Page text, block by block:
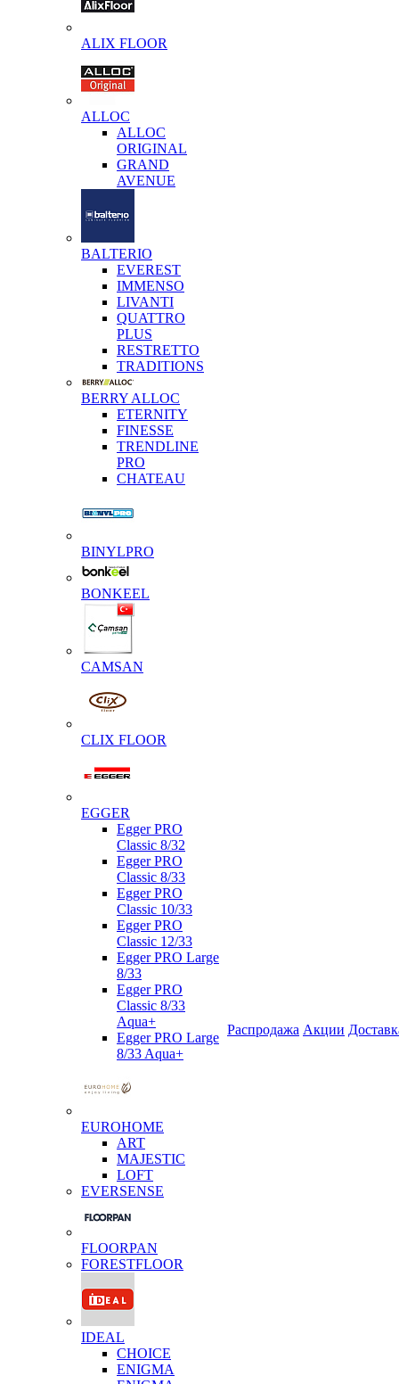
ALIX FLOOR
ALLOC
ALLOC
ORIGINAL
GRAND
AVENUE
BALTERIO
EVEREST
IMMENSO
LIVANTI
QUATTRO
PLUS
RESTRETTO
TRADITIONS
BERRY ALLOC
ETERNITY
FINESSE
TRENDLINE
PRO
CHATEAU
BINYLPRO
BONKEEL
CAMSAN
CLIX FLOOR
EGGER
Egger PRO
Classic 8/32
Egger PRO
Classic 8/33
Egger PRO
Classic 10/33
Egger PRO
Classic 12/33
Egger PRO Large
8/33
Egger PRO
Classic 8/33
Aqua+
Egger PRO Large
8/33 Aqua+
EUROHOME
ART
MAJESTIC
LOFT
EVERSENSE
FLOORPAN
FORESTFLOOR
IDEAL
CHOICE
ENIGMA
Распродажа Акции